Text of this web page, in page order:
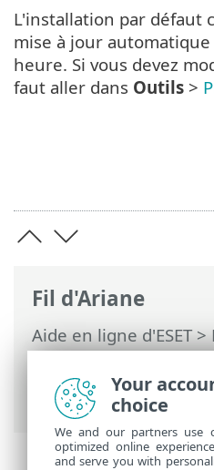
Fil d'Ariane
Aide en ligne d'ESET>
Security>Foire aux
Comment effectuer
ESET Internet Security
L'installation par défaut
mise à jour
heure. Si vous devez
faut aller dans Outils >
Your
choice
We and our partners use
optimized online
and serve you with